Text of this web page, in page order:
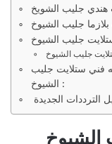
هندي جليب الشويخ
جليب الشيوخ
جليب الشيوخ
فني ستلايت جليب
الشيوخ :
الترددات الجديدة